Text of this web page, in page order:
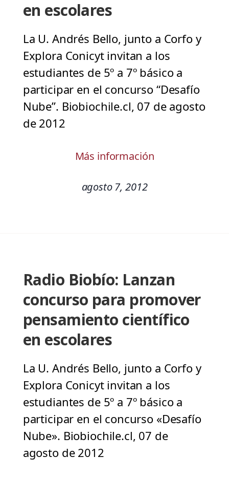
en escolares
La U. Andrés Bello, junto a Corfo y
Explora Conicyt invitan a los
estudiantes de 5º a 7º básico a
participar en el concurso “Desafío
Nube”. Biobiochile.cl, 07 de agosto
de 2012
Más información
agosto 7, 2012
Radio Biobío: Lanzan
concurso para promover
pensamiento científico
en escolares
La U. Andrés Bello, junto a Corfo y
Explora Conicyt invitan a los
estudiantes de 5º a 7º básico a
participar en el concurso «Desafío
Nube». Biobiochile.cl, 07 de
agosto de 2012